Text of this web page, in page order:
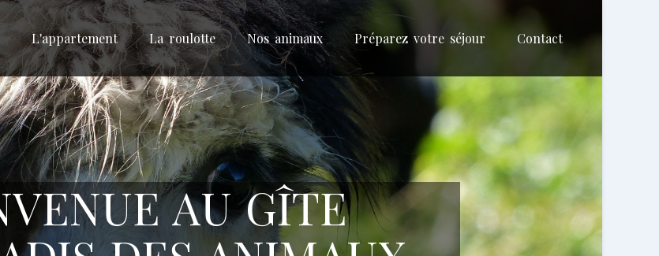
L'appartement La roulotte Nos animaux Préparez votre séjour Contact